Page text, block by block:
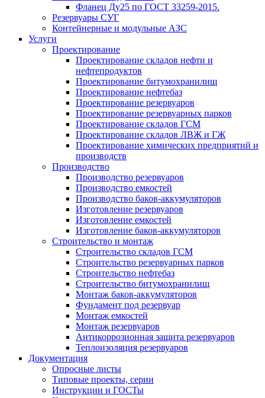
Фланец Ду25 по ГОСТ 33259-2015.
Резервуары СУГ
Контейнерные и модульные АЗС
Услуги
Проектирование
Проектирование складов нефти и
нефтепродуктов
Проектирование битумохранилищ
Проектирование нефтебаз
Проектирование резервуаров
Проектирование резервуарных парков
Проектирование складов ГСМ
Проектирование складов ЛВЖ и ГЖ
Проектирование химических предприятий и
производств
Производство
Производство резервуаров
Производство емкостей
Производство баков-аккумуляторов
Изготовление резервуаров
Изготовление емкостей
Изготовление баков-аккумуляторов
Строительство и монтаж
Строительство складов ГСМ
Строительство резервуарных парков
Строительство нефтебаз
Строительство битумохранилищ
Монтаж баков-аккумуляторов
Фундамент под резервуар
Монтаж емкостей
Монтаж резервуаров
Антикоррозионная защита резервуаров
Теплоизоляция резервуаров
Документация
Опросные листы
Типовые проекты, серии
Инструкции и ГОСТы